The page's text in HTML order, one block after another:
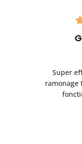
Super
ramonage